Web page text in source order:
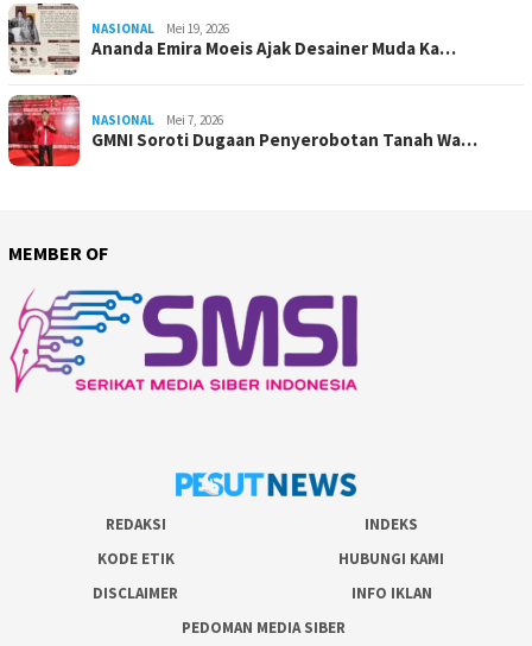
NASIONAL Mei 19, 2026
Ananda Emira Moeis Ajak Desainer Muda Ka…
NASIONAL Mei 7, 2026
GMNI Soroti Dugaan Penyerobotan Tanah Wa…
MEMBER OF
REDAKSI
INDEKS
KODE ETIK
HUBUNGI KAMI
DISCLAIMER
INFO IKLAN
PEDOMAN MEDIA SIBER